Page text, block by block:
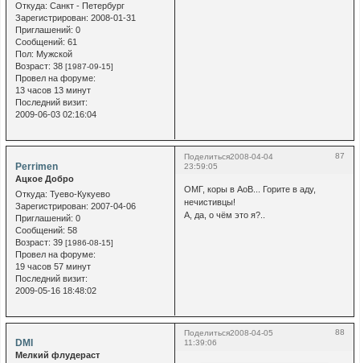
Откуда: Санкт - Петербург
Зарегистрирован: 2008-01-31
Приглашений: 0
Сообщений: 61
Пол: Мужской
Возраст: 38 [1987-09-15]
Провел на форуме:
13 часов 13 минут
Последний визит:
2009-06-03 02:16:04
Поделиться 87
2008-04-04
23:59:05
Perrimen
Ацкое Добро
Откуда: Туево-Кукуево
Зарегистрирован: 2007-04-06
Приглашений: 0
Сообщений: 58
Возраст: 39 [1986-08-15]
Провел на форуме:
19 часов 57 минут
Последний визит:
2009-05-16 18:48:02
ОМГ, коры в АоВ... Горите в аду,
нечистивцы!
А, да, о чём это я?..
Поделиться 88
2008-04-05
11:39:06
DMI
Мелкий флудераст